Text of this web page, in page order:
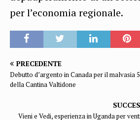
per l’economia regionale.
PRECEDENTE
Debutto d’argento in Canada per il malvasia
della Cantina Valtidone
Vieni e Vedi, esperienza in Uganda per